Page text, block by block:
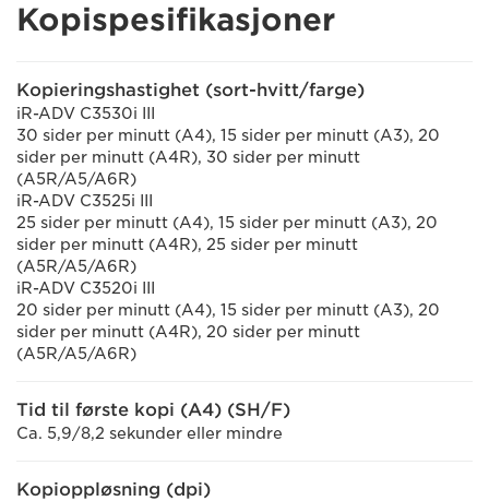
Kopispesifikasjoner
Kopieringshastighet (sort-hvitt/farge)
iR-ADV C3530i III
30 sider per minutt (A4), 15 sider per minutt (A3), 20
sider per minutt (A4R), 30 sider per minutt
(A5R/A5/A6R)
iR-ADV C3525i III
25 sider per minutt (A4), 15 sider per minutt (A3), 20
sider per minutt (A4R), 25 sider per minutt
(A5R/A5/A6R)
iR-ADV C3520i III
20 sider per minutt (A4), 15 sider per minutt (A3), 20
sider per minutt (A4R), 20 sider per minutt
(A5R/A5/A6R)
Tid til første kopi (A4) (SH/F)
Ca. 5,9/8,2 sekunder eller mindre
Kopioppløsning (dpi)